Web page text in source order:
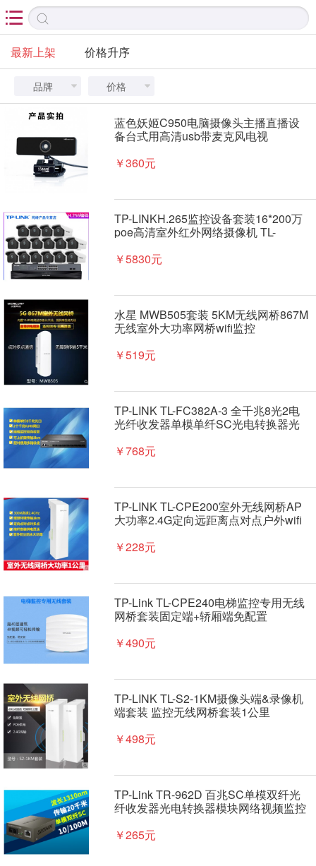

最新上架 价格升序
品牌  价格 
蓝色妖姬C950电脑摄像头主播直播设
备台式用高清usb带麦克风电视
￥360元
TP-LINKH.265监控设备套装16*200万
poe高清室外红外网络摄像机 TL-
￥5830元
水星 MWB505套装 5KM无线网桥867M
无线室外大功率网桥wifi监控
￥519元
TP-LINK TL-FC382A-3 全千兆8光2电
光纤收发器单模单纤SC光电转换器光
式
￥768元
TP-LINK TL-CPE200室外无线网桥AP
大功率2.4G定向远距离点对点户外wifi
供电
￥228元
TP-Link TL-CPE240电梯监控专用无线
网桥套装固定端+轿厢端免配置
￥490元
TP-LINK TL-S2-1KM摄像头端&录像机
端套装 监控无线网桥套装1公里
￥498元
TP-Link TR-962D 百兆SC单模双纤光
纤收发器光电转换器模块网络视频监控
式
￥265元